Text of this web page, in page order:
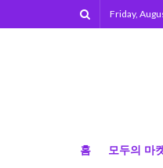
Friday,
홈 모두의 마